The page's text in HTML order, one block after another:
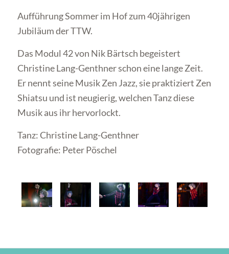
Aufführung Sommer im Hof zum 40jährigen
Jubiläum der TTW.
Das Modul 42 von Nik Bärtsch begeistert
Christine Lang-Genthner schon eine lange Zeit.
Er nennt seine Musik Zen Jazz, sie praktiziert Zen
Shiatsu und ist neugierig, welchen Tanz diese
Musik aus ihr hervorlockt.
Tanz: Christine Lang-Genthner
Fotografie: Peter Pöschel